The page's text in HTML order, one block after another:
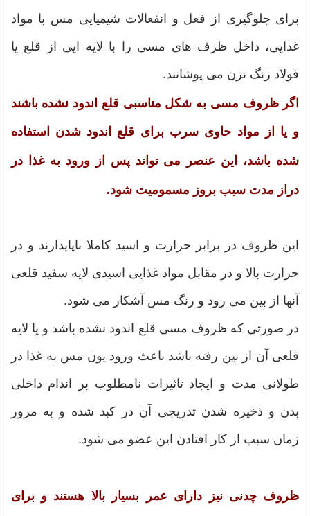
برای جلوگیری از فعل و انفعالات شیمیایی مس با مواد
غذایی، داخل ظرف های مسی را با لایه ایی از قلع یا
فولاد زنگ نزن می پوشانند.
اگر ظروف مسی به شکل مناسبی قلع اندود نشده باشند
و یا از مواد حاوی سرب برای قلع اندود شدن استفاده
شده باشد، این عنصر می تواند پس از ورود به غذا در
دراز مدت سبب بروز مسمومیت شود.
این ظروف در برابر حرارت و اسید کاملا ناپایدارند و در
حرارت بالا و در مقابل مواد غذایی اسیدی لایه سفید قلعی
آنها از بین می رود و رنگ مس آشکار می شود.
در صورتی که ظروف مسی قلع اندود نشده باشد و یا لایه
قلعی آن از بین رفته باشد باعث ورود یون مس به غذا در
طولانی مدت و ایجاد تاثیرات نامطلوب بر اندام داخلی
بدن و ذخیره شدن تدریجی آن در کبد شده و به مرور
زمان سبب از کار افتادن این عضو می شود.
ظروف چدنی نیز دارای عمر بسیار بالا هستند و برای